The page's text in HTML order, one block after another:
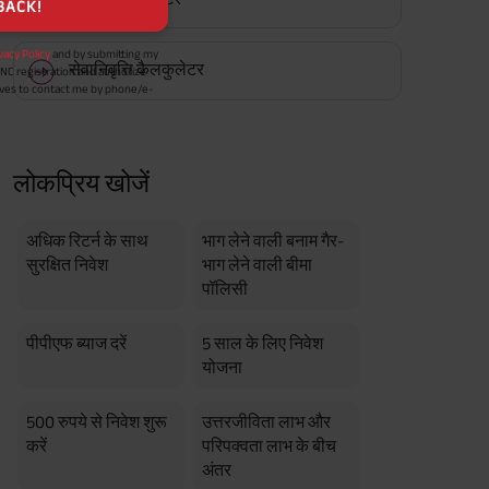
Policyand by submitting my
registration and authorize
to contact me by phone/e-
in Advance payout frequency is
Annually in Advance
payment term 10 yrs , policy
Income, Sum Assured 7
सेवानिवृत्ति कैलकुलेटर
लोकप्रिय खोजें
अधिक रिटर्न के साथ
सुरक्षित निवेश
भाग लेने वाली बनाम गैर-
भाग लेने वाली बीमा
पॉलिसी
पीपीएफ ब्याज दरें
5 साल के लिए निवेश
योजना
500 रुपये से निवेश शुरू
करें
उत्तरजीविता लाभ और
परिपक्वता लाभ के बीच
अंतर